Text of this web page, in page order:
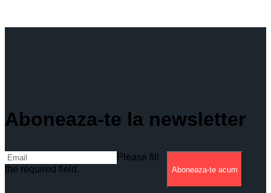
Aboneaza-te la newsletter
Please fill
the required field.
Aboneaza-te acum